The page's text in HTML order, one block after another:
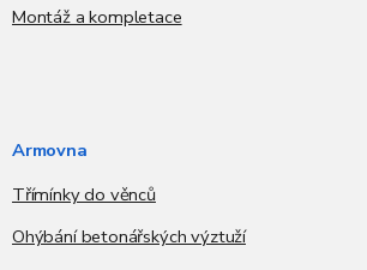
Montáž a kompletace
Armovna
Třímínky do věnců
Ohýbání betonářských výztuží